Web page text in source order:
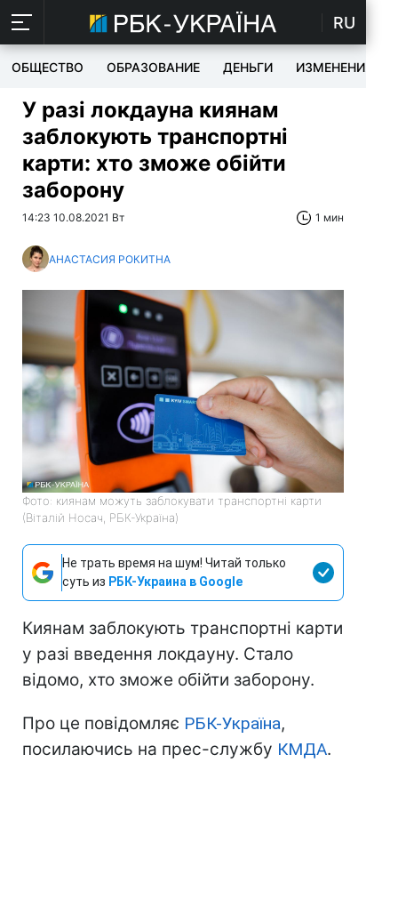
RU
ОБЩЕСТВО ОБРАЗОВАНИЕ ДЕНЬГИ ИЗМЕНЕНИЯ
У разі локдауна киянам
заблокують транспортні
карти: хто зможе обійти
заборону
14:23 10.08.2021 Вт 1 мин
АНАСТАСИЯ РОКИТНА
Фото: киянам можуть заблокувати транспортні карти
(Віталій Носач, РБК-Україна)
Не трать время на шум! Читай только
суть из РБК-Украина в Google
Киянам заблокують транспортні карти
у разі введення локдауну. Стало
відомо, хто зможе обійти заборону.
Про це повідомляє РБК-Україна,
посилаючись на прес-службу КМДА.